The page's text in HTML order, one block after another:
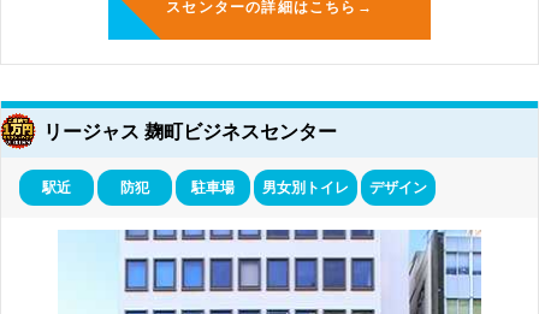
スセンターの詳細はこちら→
リージャス 麹町ビジネスセンター
駅近 防犯 駐車場 男女別トイレ デザイン